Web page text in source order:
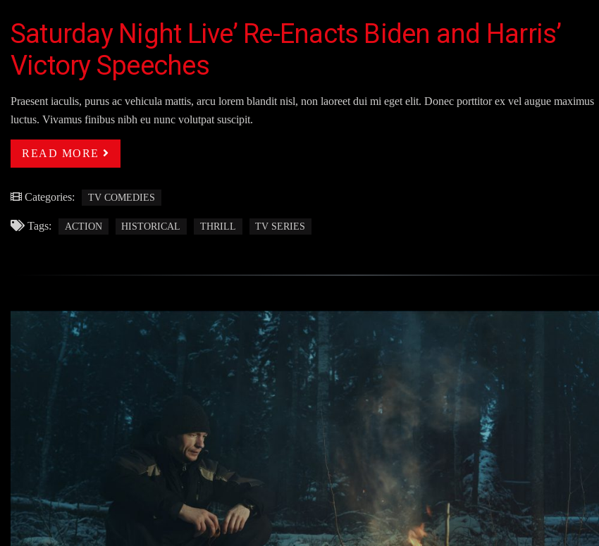
Saturday Night Live’ Re-Enacts Biden and Harris’
Victory Speeches
Praesent iaculis, purus ac vehicula mattis, arcu lorem blandit nisl, non laoreet dui mi eget elit. Donec porttitor ex vel augue maximus
luctus. Vivamus finibus nibh eu nunc volutpat suscipit.
READ MORE
Categories: TV COMEDIES
Tags: ACTION HISTORICAL THRILL TV SERIES